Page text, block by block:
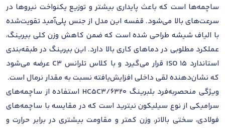
ساچمه‌ها است که باعث پایداری بیشتر و توزیع یکنواخت نیروها در
سرعت‌های بالا می‌شود. قفسه این مدل از جنس پلی‌آمید تقویت‌شده
با الیاف شیشه طراحی شده است که ضمن کاهش وزن کلی بیرینگ،
عملکرد مطلوبی در دماهای کاری بالا دارد. این بیرینگ در طبقه‌بندی
استاندارد ISO 15 قرار می‌گیرد و با کلاس تلرانس C3 عرضه می‌شود
که نشان‌دهنده لقی داخلی افزایش‌یافته نسبت به مقدار نرمال است.
ویژگی منحصربه‌فرد بلبرینگ 6320/HC5C3 استفاده از ساچمه‌های
سرامیکی از نوع سیلیکون نیترید است که در مقایسه با ساچمه‌های
فولادی، سختی بالاتر، وزن کمتر و مقاومت بیشتری در برابر حرارت و